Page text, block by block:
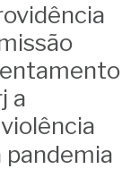
a
pandemia